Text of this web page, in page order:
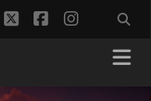
twitterfacebook